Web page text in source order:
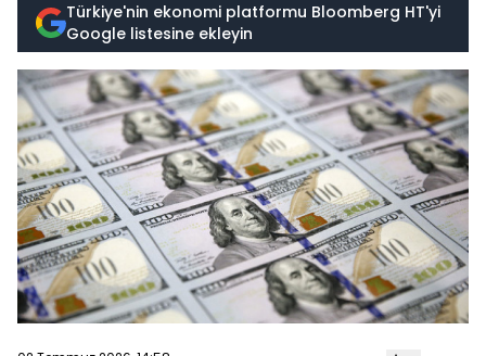
Türkiye'nin ekonomi platformu Bloomberg HT'yi
Google listesine ekleyin